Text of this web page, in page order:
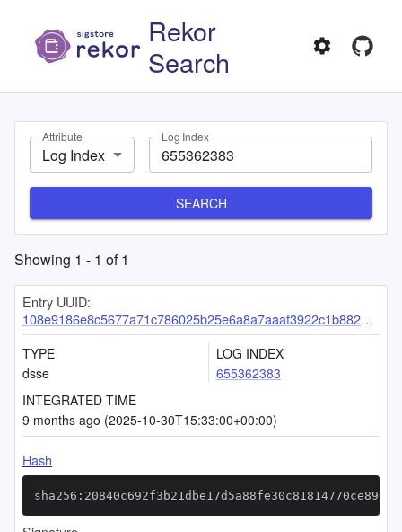
Rekor
Search
Attribute
Log Index
Log Index
SEARCH
Showing 1 - 1 of1
Entry UUID:
108e9186e8c5677a71c786025b25e6a8a7aaaf3922c1b882480836fb30970922f51208f655861488
TYPE
dsse
LOG INDEX
655362383
INTEGRATED TIME
9 months ago (2025-10-30T15:33:00+00:00)
Hash